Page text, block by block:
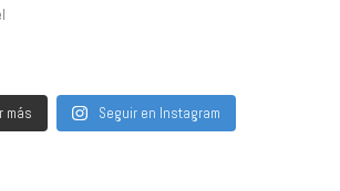
más Seguir en Instagram